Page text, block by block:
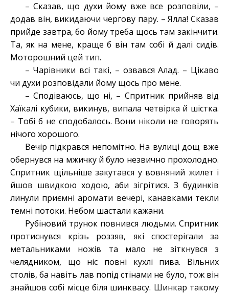
– Сказав, що духи йому вже все розповіли, –
додав він, викидаючи чергову пару. – Ялла! Сказав
прийде завтра, бо йому треба щось там закінчити.
Та, як на мене, краще б він там собі й далі сидів.
Моторошний цей тип.
– Чарівники всі такі, – озвався Алад. – Цікаво
чи духи розповідали йому щось про мене.
– Сподіваюсь, що ні, – Спритник прийняв від
Хаїкалі кубики, викинув, випала четвірка й шістка.
– Тобі б не сподобалось. Вони ніколи не говорять
нічого хорошого.
Вечір підкрався непомітно. На вулиці дощ вже
обернувся на мжичку й було незвично прохолодно.
Спритник щільніше закутався у вовняний жилет і
йшов швидкою ходою, аби зігрітися. З будинків
линули приємні аромати вечері, канавками текли
темні потоки. Небом шастали кажани.
Рубіновий трунок повнився людьми. Спритник
протиснувся крізь роззяв, які спостерігали за
метальниками ножів та мало не зіткнувся з
челядником, що ніс повні кухлі пива. Вільних
столів, ба навіть лав попід стінами не було, тож він
знайшов собі місце біля шинквасу. Шинкар такому